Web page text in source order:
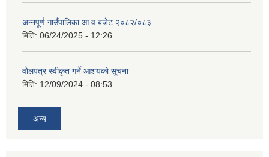
अन्नपूर्ण गाउँपालिका आ.व बजेट २०८२/०८३
मिति: 06/24/2025 - 12:26
वोलपत्र स्वीकृत गर्ने आशयको सूचना
मिति: 12/09/2024 - 08:53
अन्य